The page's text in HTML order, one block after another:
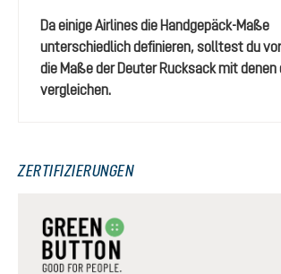
Da einige Airlines die Handgepäck-Maße
unterschiedlich definieren, solltest du
die Maße der Deuter Rucksack mit denen
vergleichen.
ZERTIFIZIERUNGEN